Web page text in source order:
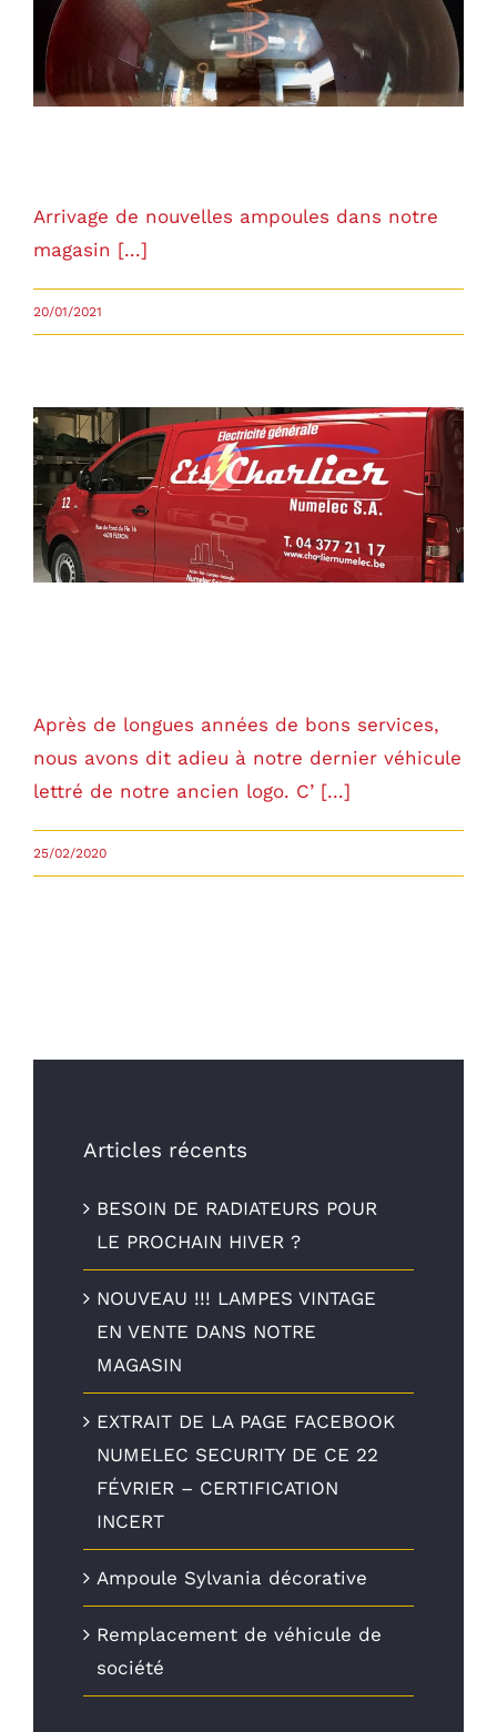
Arrivage de nouvelles ampoules dans notre
magasin [...]
20/01/2021
Après de longues années de bons services,
nous avons dit adieu à notre dernier véhicule
lettré de notre ancien logo. C’ [...]
25/02/2020
Articles récents
BESOIN DE RADIATEURS POUR
LE PROCHAIN HIVER ?
NOUVEAU !!! LAMPES VINTAGE
EN VENTE DANS NOTRE
MAGASIN
EXTRAIT DE LA PAGE FACEBOOK
NUMELEC SECURITY DE CE 22
FÉVRIER – CERTIFICATION
INCERT
Ampoule Sylvania décorative
Remplacement de véhicule de
société